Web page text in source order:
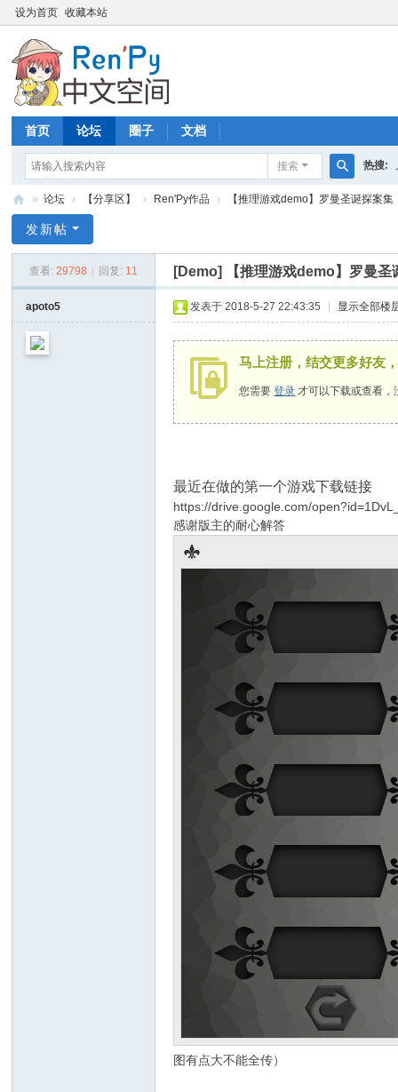
设为首页 收藏本站
首页 论坛 圈子 文档
搜索
搜
热搜:
en
文
» 论坛 › 【分享区】 › Ren'Py作品 › 【推理游戏demo】罗曼圣诞探案集
发新帖
查看: 29798 回复: 11 [Demo] 【推理游戏demo】罗曼圣
apoto5 发表于 2018-5-27 22:43:35 显示全部楼
马上注册，结交更多好友
您需要登录 才可以下载或查看，
最近在做的第一个游戏下载链接
https://drive.google.com/
感谢版主的耐心解答
图有点大不能全传）